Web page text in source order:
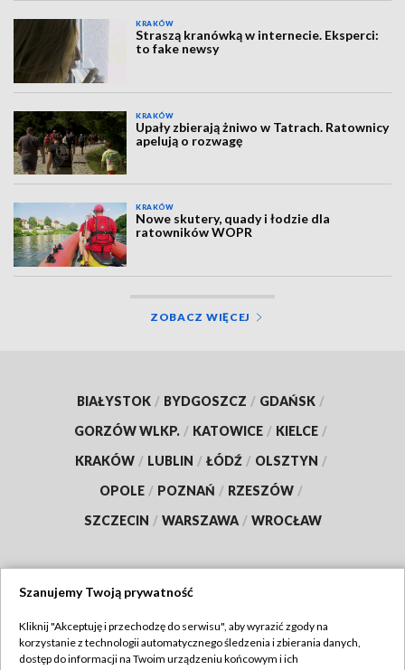
KRAKÓW
Straszą kranówką w internecie. Eksperci:
to fake newsy
KRAKÓW
Upały zbierają żniwo w Tatrach. Ratownicy
apelują o rozwagę
KRAKÓW
Nowe skutery, quady i łodzie dla
ratowników WOPR
ZOBACZ WIĘCEJ
BIAŁYSTOK / BYDGOSZCZ / GDAŃSK /
GORZÓW WLKP. / KATOWICE / KIELCE /
KRAKÓW / LUBLIN / ŁÓDŹ / OLSZTYN /
OPOLE / POZNAŃ / RZESZÓW /
SZCZECIN / WARSZAWA / WROCŁAW
TVP
Szanujemy Twoją prywatność
Kliknij "Akceptuję i przechodzę do serwisu", aby wyrazić zgody na
korzystanie z technologii automatycznego śledzenia i zbierania danych,
dostęp do informacji na Twoim urządzeniu końcowym i ich